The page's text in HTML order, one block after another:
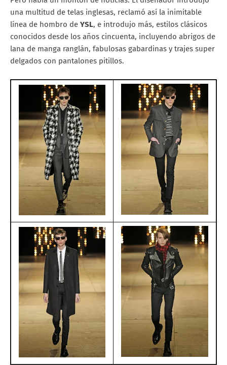
una multitud de telas inglesas, reclamó así la inimitable
línea de hombro de YSL, e introdujo más, estilos clásicos
conocidos desde los años cincuenta, incluyendo abrigos de
lana de manga ranglán, fabulosas gabardinas y trajes super
delgados con pantalones pitillos.